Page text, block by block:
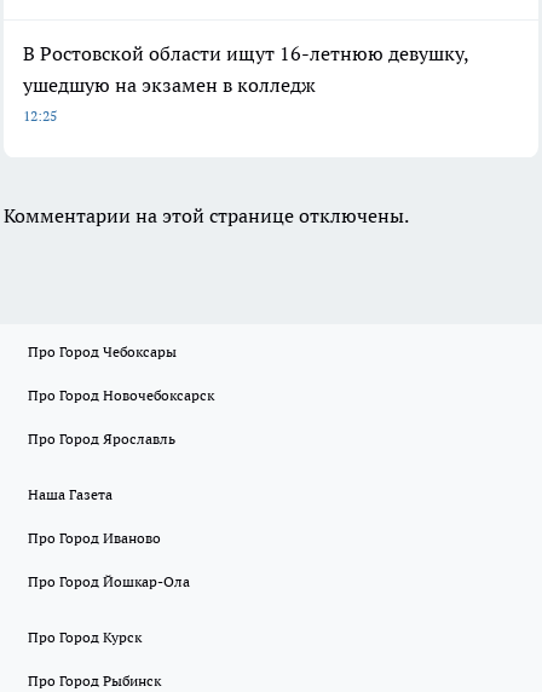
В Ростовской области ищут 16-летнюю девушку,
ушедшую на экзамен в колледж
12:25
Комментарии на этой странице отключены.
Про Город Чебоксары
Про Город Новочебоксарск
Про Город Ярославль
Наша Газета
Про Город Иваново
Про Город Йошкар-Ола
Про Город Курск
Про Город Рыбинск